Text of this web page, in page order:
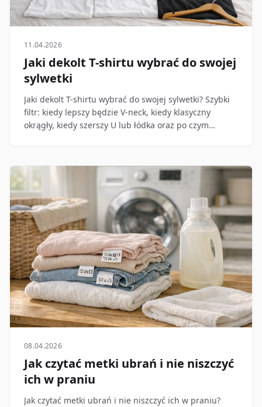
11.04.2026
Jaki dekolt T-shirtu wybrać do swojej
sylwetki
Jaki dekolt T-shirtu wybrać do swojej sylwetki? Szybki
filtr: kiedy lepszy będzie V-neck, kiedy klasyczny
okrągły, kiedy szerszy U lub łódka oraz po czym
08.04.2026
Jak czytać metki ubrań i nie niszczyć
ich w praniu
Jak czytać metki ubrań i nie niszczyć ich w praniu?